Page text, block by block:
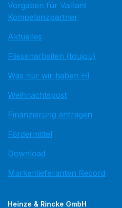
Vorgaben für Vaillant
Kompetenzpartner
Aktuelles
Fliesenarbeiten (toujou)
Was nur wir haben HI
Weihnachtspost
Finanzierung anfragen
Fördermittel
Download
Markenlieferanten Record
Heinze & Rincke GmbH